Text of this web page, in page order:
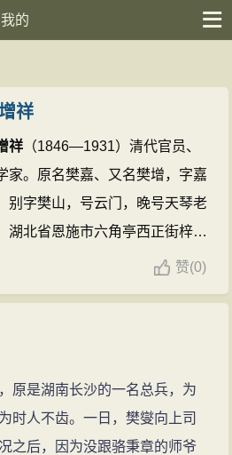
我的
祥
祥 （1846—1931）清代官员、
家。原名樊嘉、又名樊增，字嘉
别字樊山，号云门，晚号天琴老
湖北省恩施市六角亭西正街梓潼
。光绪进士，历任渭南知县、陕
赞(0)
是湖南长沙的一名总兵，为
时人不齿。一日，樊燮向上司
之后，因为没跟骆秉章的师爷